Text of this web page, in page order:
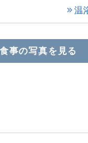
温
事の写真を見る